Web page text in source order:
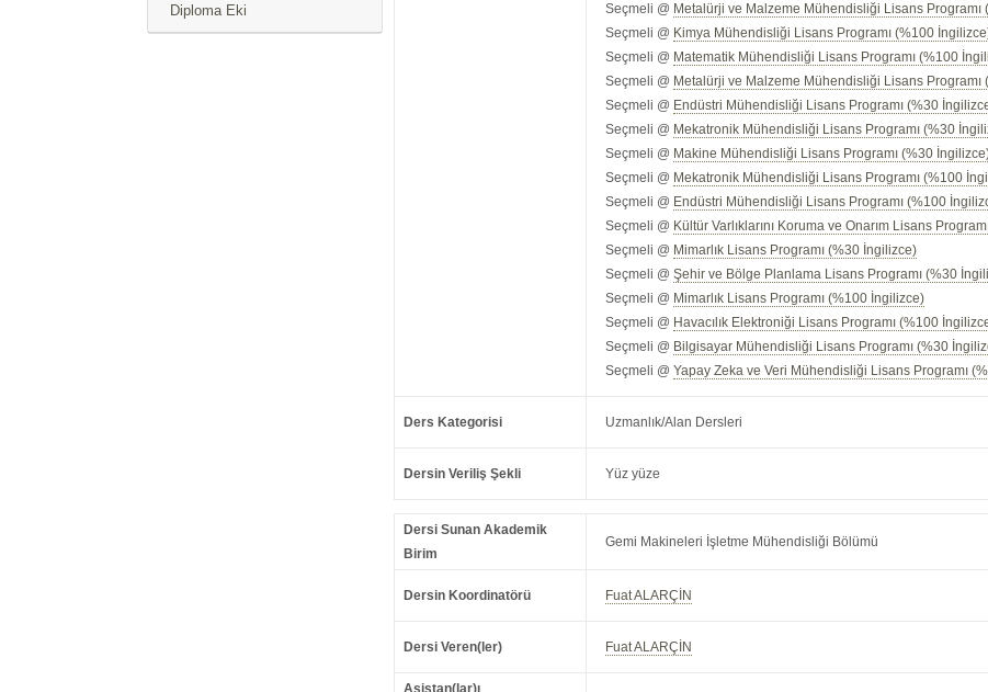
Diploma Eki
Seçmeli @ Metalürji ve Malzeme Mühendisliği Lisans Programı
Seçmeli @ Kimya Mühendisliği Lisans Programı (%100
Seçmeli @ Matematik Mühendisliği Lisans Programı (%100
Seçmeli @ Metalürji ve Malzeme Mühendisliği Lisans Programı
Seçmeli @ Endüstri Mühendisliği Lisans Programı (%30
Seçmeli @ Mekatronik Mühendisliği Lisans Programı (%30
Seçmeli @ Makine Mühendisliği Lisans Programı (%30
Seçmeli @ Mekatronik Mühendisliği Lisans Programı (%100
Seçmeli @ Endüstri Mühendisliği Lisans Programı (%100
Seçmeli @ Kültür Varlıklarını Koruma ve Onarım Lisans
Seçmeli @ Mimarlık Lisans Programı (%30 İngilizce)
Seçmeli @Şehir ve Bölge Planlama Lisans Programı (%30
Seçmeli @ Mimarlık Lisans Programı (%100 İngilizce)
Seçmeli @ Havacılık Elektroniği Lisans Programı (%100
Seçmeli @ Bilgisayar Mühendisliği Lisans Programı (%30
Seçmeli @Yapay Zeka ve Veri Mühendisliği Lisans Programı
Ders Kategorisi Uzmanlık/Alan Dersleri
Dersin Veriliş Şekli Yüz yüze
Dersi Sunan Akademik
Birim
Gemi Makineleri İşletme Mühendisliği Bölümü
Dersin Koordinatörü Fuat ALARÇİN
Dersi Veren(ler) Fuat ALARÇİN